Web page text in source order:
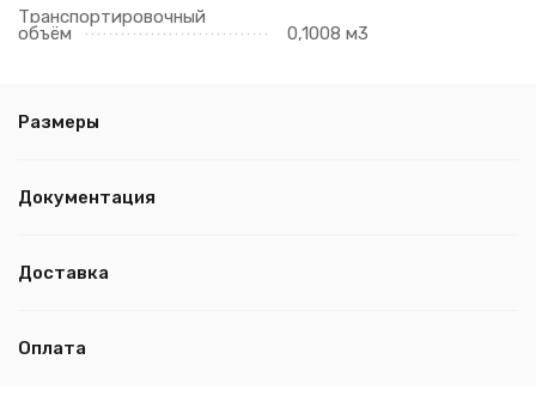
Транспортировочный
объём 0,1008 м3
Размеры
Документация
Доставка
Оплата